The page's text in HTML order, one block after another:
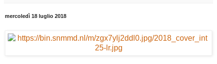
mercoledì 18 luglio 2018